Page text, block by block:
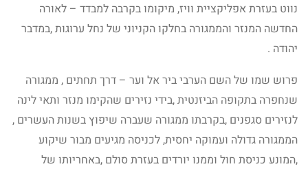
נווט בעזרת אפליקציית וויז, מיקומו בקרבה למבדד – לאורה
החדשה המנזר והממגורה בחלקו הקניוני של נחל ערוגות ,במדבר
יהודה .
פרוש שמו של השם הערבי ביר אל וער – דרך תחתים , ממגורה
שנחפרה בתקופה הביזנטית ,בידי נזירים שהקימו מנזר ותאי לינה
לנזירים סגפנים ,בקרבתו ממגורה שעברה שיפוץ בשנות העשרים ,
הממגורה גדולה ועמוקה יחסית, לכניסה מגיעים מבור שיקוע
,המונע כניסת חול וממנו יורדים בעזרת סולם ,באחריותו של